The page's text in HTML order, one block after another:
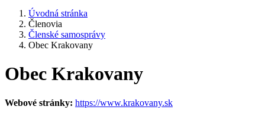
Úvodná stránka
Členovia
Členské samosprávy
Obec Krakovany
Obec Krakovany
Webové stránky: https://www.krakovany.sk